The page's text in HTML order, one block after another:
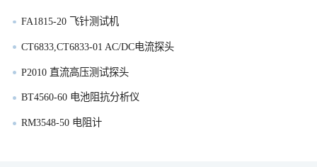
FA1815-20 飞针测试机
CT6833,CT6833-01 AC/DC电流探头
P2010 直流高压测试探头
BT4560-60 电池阻抗分析仪
RM3548-50 电阻计